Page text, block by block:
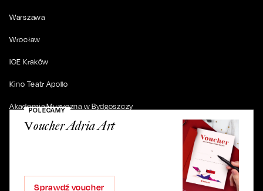
POLECAMY
Voucher Adria Art
Sprawdź voucher
Warszawa
Wrocław
ICE Kraków
Kino Teatr Apollo
Akademia Muzyczna w Bydgoszczy
. Wszystkie prawa zastrzeżone.